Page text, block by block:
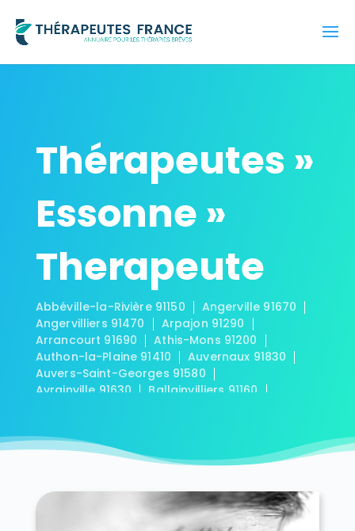
Thérapeutes »
Essonne »
Therapeute
Abbéville-la-Rivière 91150
Angerville 91670
Angervilliers 91470
Arpajon 91290
Arrancourt 91690
Athis-Mons 91200
Authon-la-Plaine 91410
Auvernaux 91830
Auvers-Saint-Georges 91580
Avrainville 91630
Ballainvilliers 91160
Boigneville 91720
Boissy-la-Rivière 91690
Boissy-sous-Saint-Yon 91790
Bondoufle 91070
Boullay-les-Troux 91470